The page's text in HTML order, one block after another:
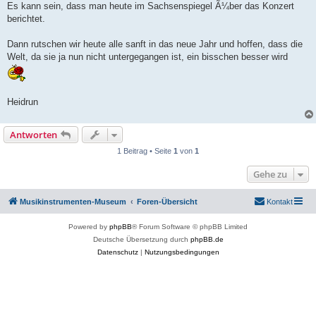
Es kann sein, dass man heute im Sachsenspiegel Ã¼ber das Konzert
berichtet.
Dann rutschen wir heute alle sanft in das neue Jahr und hoffen, dass die
Welt, da sie ja nun nicht untergegangen ist, ein bisschen besser wird
Heidrun
Antworten
1 Beitrag • Seite 1 von 1
Gehe zu
Musikinstrumenten-Museum Foren-Übersicht Kontakt
Powered by phpBB® Forum Software © phpBB Limited
Deutsche Übersetzung durch phpBB.de
Datenschutz| Nutzungsbedingungen